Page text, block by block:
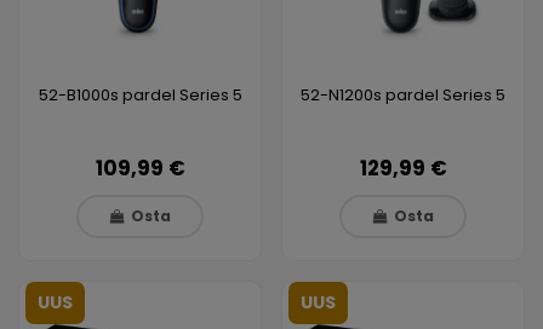
52-B1000s pardel Series 5
109,99 €
Osta
52-N1200s pardel Series 5
129,99 €
Osta
UUS UUS